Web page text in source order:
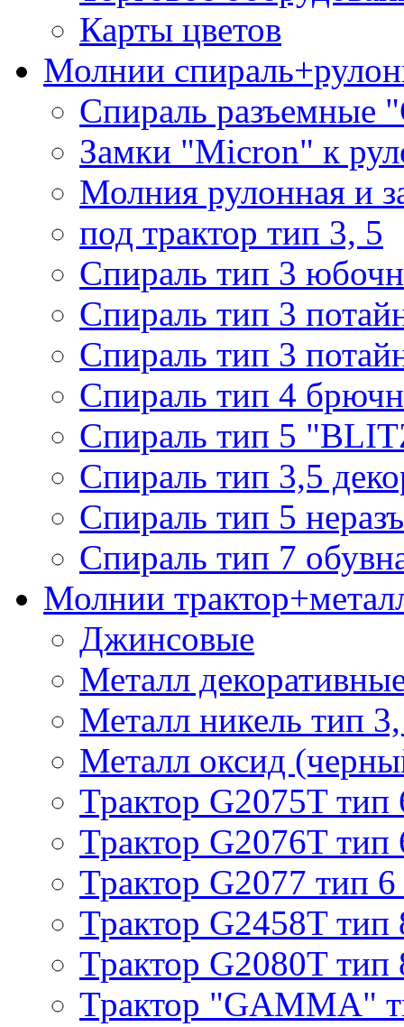
Карты цветов
Молнии
Спираль разъемные
Замки "Micron" к
Молния рулонная и
под трактор тип 3, 5
Спираль тип 3
Спираль тип 3
Спираль тип 3
Спираль тип 4
Спираль тип 5
Спираль тип 3,5
Спираль тип 5
Спираль тип 7
Молнии
Джинсовые
Металл
Металл никель тип
Металл оксид
Трактор G2075T тип
Трактор G2076T тип
Трактор G2077 тип 6
Трактор G2458T тип
Трактор G2080T тип
Трактор "GAMMA"